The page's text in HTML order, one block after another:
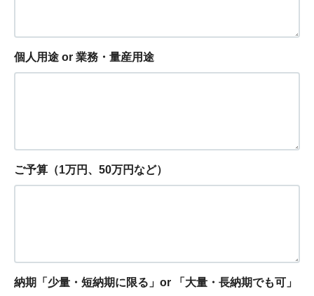
個人用途 or 業務・量産用途
ご予算（1万円、50万円など）
納期「少量・短納期に限る」or 「大量・長納期でも可」